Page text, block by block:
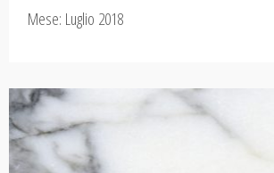
Mese: Luglio 2018